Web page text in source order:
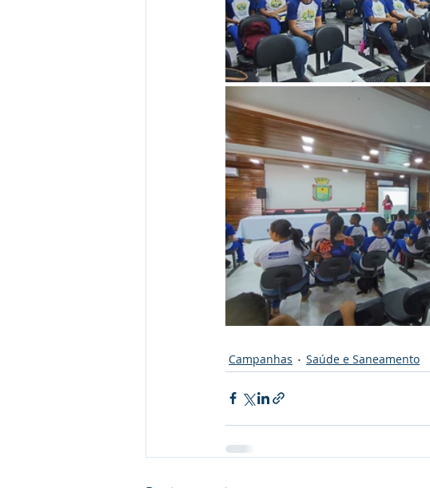
Campanhas Saúde e Saneamento